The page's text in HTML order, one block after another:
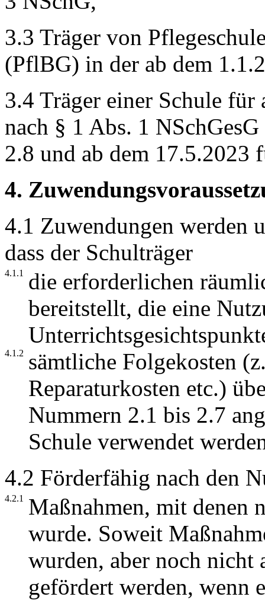
3.3 Träger von
(PflBG) in der ab dem
3.4 Träger einer Schule
nach § 1 Abs. 1
2.8 und ab dem 17.5.2023
4.
4.1 Zuwendungen werden
dass der Schulträger
4.1.1
die erforderlichen
bereitstellt, die eine
4.1.2 sämtliche Folgekosten
Reparaturkosten etc.)
Nummern 2.1 bis 2.7
Schule verwendet
4.2 Förderfähig nach den
4.2.1
Maßnahmen, mit denen
wurde. Soweit
wurden, aber noch nicht
gefördert werden, wenn